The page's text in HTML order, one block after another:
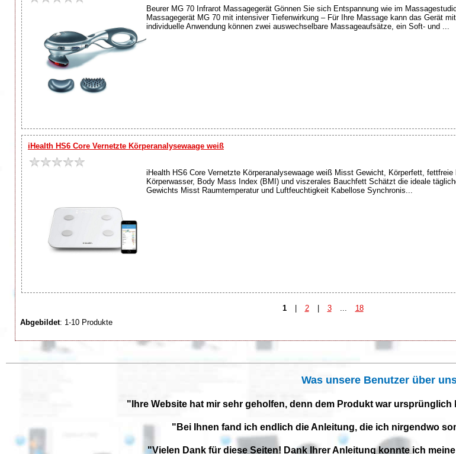
Beurer MG 70 Infrarot Massagegerät Gönnen Sie sich Entspannung wie im
Massagegerät MG 70 mit intensiver Tiefenwirkung – Für Ihre Massage kann das Gerät
individuelle Anwendung können zwei auswechselbare Massageaufsätze, ein Soft- und ...
iHealth HS6 Core Vernetzte Körperanalysewaage weiß
iHealth HS6 Core Vernetzte Körperanalysewaage weiß Misst Gewicht, Körperfett,
Körperwasser, Body Mass Index (BMI) und viszerales Bauchfett Schätzt die ideale
Gewichts Misst Raumtemperatur und Luftfeuchtigkeit Kabellose Synchronis...
1 | 2 | 3
18
Abgebildet: 1-10 Produkte
Was unsere Benutzer über
"Ihre Website hat mir sehr geholfen, denn dem Produkt war
"Bei Ihnen fand ich endlich die Anleitung, die ich nirgendwo
"Vielen Dank für diese Seiten! Dank Ihrer Anleitung konnte ich